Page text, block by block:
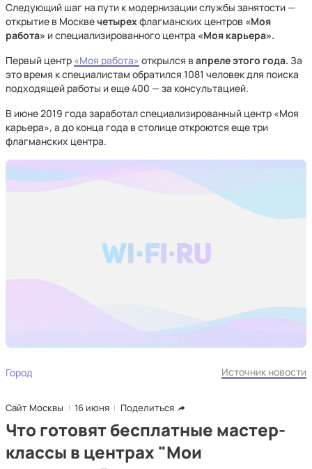
Следующий шаг на пути к модернизации службы занятости —
открытие в Москвечетырехфлагманских центров «Моя
работа» и специализированного центра «Моя карьера».
Первый центр «Моя работа» открылся в апреле этого года. За
это время к специалистам обратился 1081 человек для поиска
подходящей работы и еще 400 — за консультацией.
В июне 2019 года заработал специализированный центр «Моя
карьера», а до конца года в столице откроются еще три
флагманских центра.
Город Источник новости
Сайт Москвы 16 июня Поделиться
Что готовят бесплатные мастер-
классы в центрах "Мои